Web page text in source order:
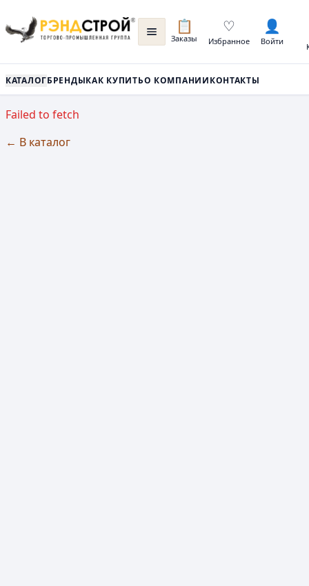
📋
Заказы
♡
Избранное
👤
Войти
КАТАЛОГБРЕНДЫКАК КУПИТЬО КОМПАНИИКОНТАКТЫ
Failed to fetch
← В каталог